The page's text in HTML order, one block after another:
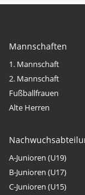
Mannschaften
1. Mannschaft
2. Mannschaft
Fußballfrauen
Alte Herren
A-Junioren (U19)
B-Junioren (U17)
C-Junioren (U15)